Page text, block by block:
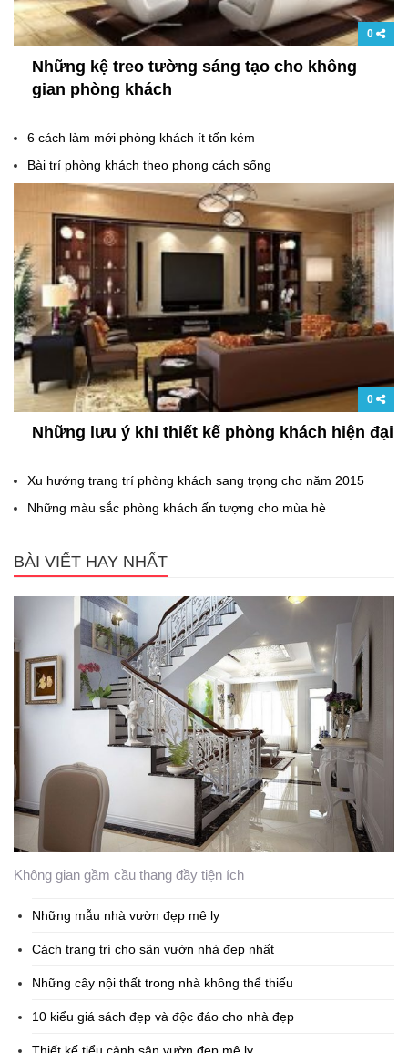
0
Những kệ treo tường sáng tạo cho không
gian phòng khách
6 cách làm mới phòng khách ít tốn kém
Bài trí phòng khách theo phong cách sống
0
Những lưu ý khi thiết kế phòng khách hiện đại
Xu hướng trang trí phòng khách sang trọng cho năm 2015
Những màu sắc phòng khách ấn tượng cho mùa hè
BÀI VIẾT HAY NHẤT
Không gian gầm cầu thang đầy tiện ích
Những mẫu nhà vườn đẹp mê ly
Cách trang trí cho sân vườn nhà đẹp nhất
Những cây nội thất trong nhà không thể thiếu
10 kiểu giá sách đẹp và độc đáo cho nhà đẹp